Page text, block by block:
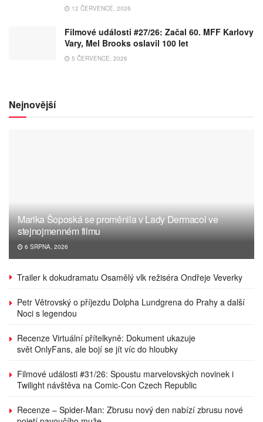
12 ČERVENCE, 2026
Filmové události #27/26: Začal 60. MFF Karlovy
Vary, Mel Brooks oslavil 100 let
5 ČERVENCE, 2026
Nejnovější
Marika Šoposká se proměnila v Lady Dermacol ve
stejnojmenném filmu
6 SRPNA, 2026
Trailer k dokudramatu Osamělý vlk režiséra Ondřeje Veverky
Petr Větrovský o příjezdu Dolpha Lundgrena do Prahy a další
Noci s legendou
Recenze Virtuální přítelkyně: Dokument ukazuje
svět OnlyFans, ale bojí se jít víc do hloubky
Filmové události #31/26: Spoustu marvelovských novinek i
Twilight návštěva na Comic-Con Czech Republic
Recenze – Spider-Man: Zbrusu nový den nabízí zbrusu nové